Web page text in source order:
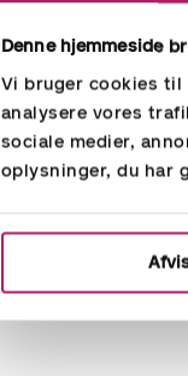
Denne hjemmeside
Vi bruger cookies
analysere vores
sociale medier,
oplysninger, du har
BitaBiz
BitaBiz er et